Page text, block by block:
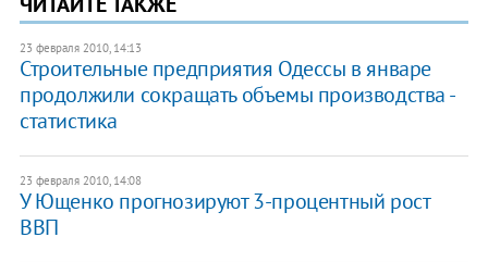
23 февраля 2010, 14:13
Строительные предприятия Одессы в январе
продолжили сокращать объемы производства -
статистика
23 февраля 2010, 14:08
У Ющенко прогнозируют 3-процентный рост
ВВП